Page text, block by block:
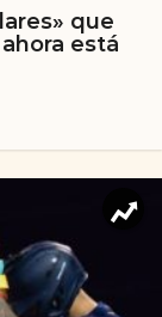
que
está